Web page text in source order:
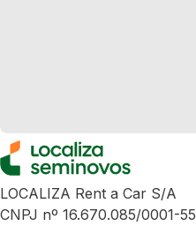
LOCALIZA Rent a Car S/A
CNPJ nº 16.670.085/0001-55